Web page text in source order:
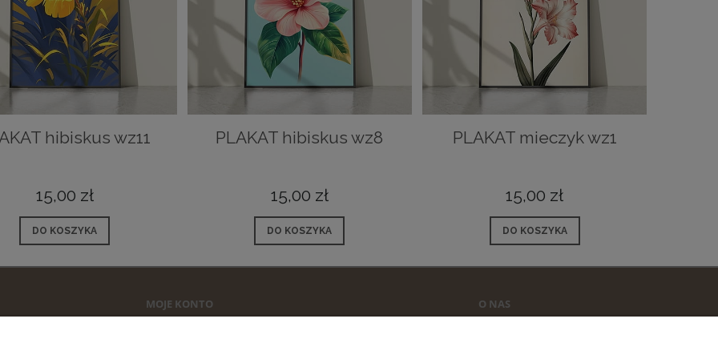
hibiskus wz11
15,00 zł
DO KOSZYKA
PLAKAT hibiskus wz8
15,00 zł
DO KOSZYKA
PLAKAT mieczyk wz1
15,00 zł
DO KOSZYKA
MOJE KONTO O NAS